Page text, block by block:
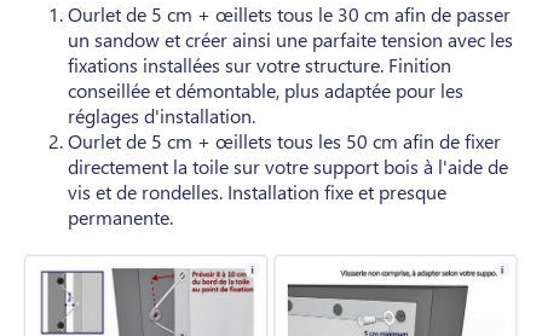
Ourlet de 5 cm + œillets tous le 30 cm afin de passer
un sandow et créer ainsi une parfaite tension avec les
fixations installées sur votre structure. Finition
conseillée et démontable, plus adaptée pour les
réglages d'installation.
Ourlet de 5 cm + œillets tous les 50 cm afin de fixer
directement la toile sur votre support bois à l'aide de
vis et de rondelles. Installation fixe et presque
permanente.